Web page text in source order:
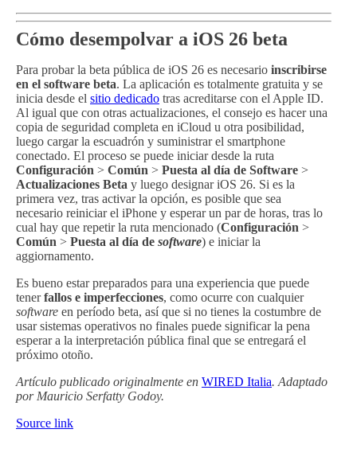
Cómo desempolvar a iOS 26 beta
Para probar la beta pública de iOS 26 es necesario inscribirse
en el software beta. La aplicación es totalmente gratuita y se
inicia desde el sitio dedicado tras acreditarse con el Apple ID.
Al igual que con otras actualizaciones, el consejo es hacer una
copia de seguridad completa en iCloud u otra posibilidad,
luego cargar la escuadrón y suministrar el smartphone
conectado. El proceso se puede iniciar desde la ruta
Configuración > Común > Puesta al día de Software >
Actualizaciones Beta y luego designar iOS 26. Si es la
primera vez, tras activar la opción, es posible que sea
necesario reiniciar el iPhone y esperar un par de horas, tras lo
cual hay que repetir la ruta mencionado (Configuración >
Común > Puesta al día de software) e iniciar la
aggiornamento.
Es bueno estar preparados para una experiencia que puede
tenerfallos e imperfecciones, como ocurre con cualquier
software en período beta, así que si no tienes la costumbre de
usar sistemas operativos no finales puede significar la pena
esperar a la interpretación pública final que se entregará el
próximo otoño.
Artículo publicado originalmente en WIRED Italia. Adaptado
por Mauricio Serfatty Godoy.
Source link